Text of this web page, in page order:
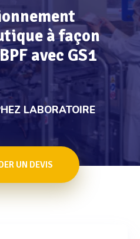
à façon
avec GS1
LABORATOIRE
UN DEVIS